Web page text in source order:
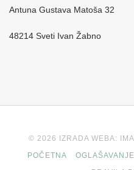
Antuna Gustava Matoša 32
48214 Sveti Ivan Žabno
© 2026 IZRADA WEBA:
POČETNA
OGLAŠAVANJE